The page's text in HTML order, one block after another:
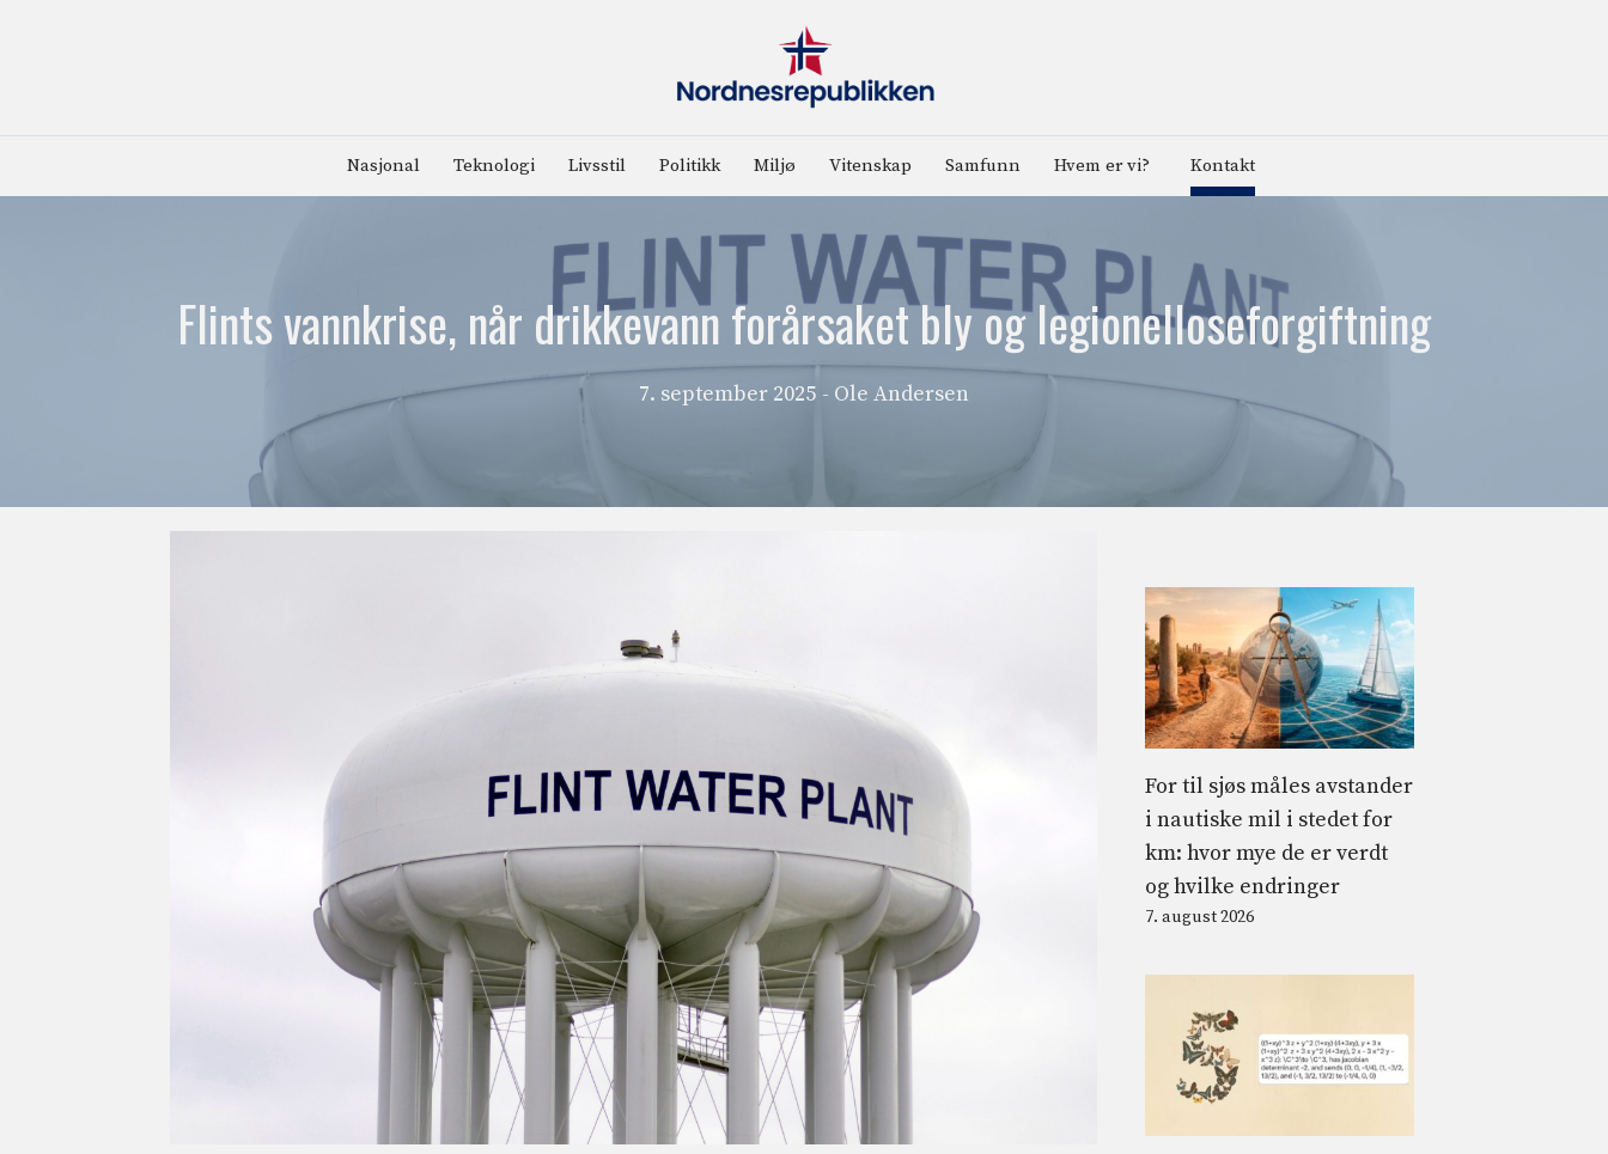
Nasjonal Teknologi Livsstil Politikk Miljø Vitenskap Samfunn Hvem er vi? Kontakt
Flints vannkrise, når drikkevann forårsaket bly og legionelloseforgiftning
7. september 2025 - Ole Andersen
For til sjøs måles avstander
i nautiske mil i stedet for
km: hvor mye de er verdt
og hvilke endringer
7. august 2026